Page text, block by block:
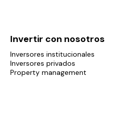
Invertir con nosotros
Inversores institucionales
Inversores privados
Property management